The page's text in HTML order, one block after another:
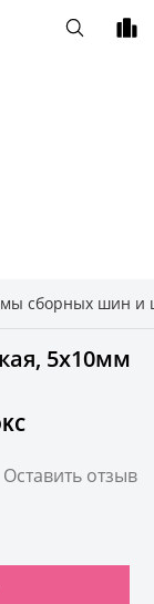
сборных шин и
5х10мм
Оставить отзыв